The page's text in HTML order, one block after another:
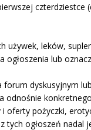
używek, leków,
lub
forum dyskusyjnym
odnośnie
oferty pożyczki,
tych ogłoszeń nadal